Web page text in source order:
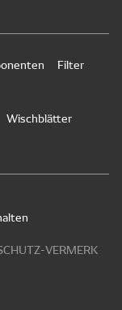
Filter
Wischblätter
VERMERK